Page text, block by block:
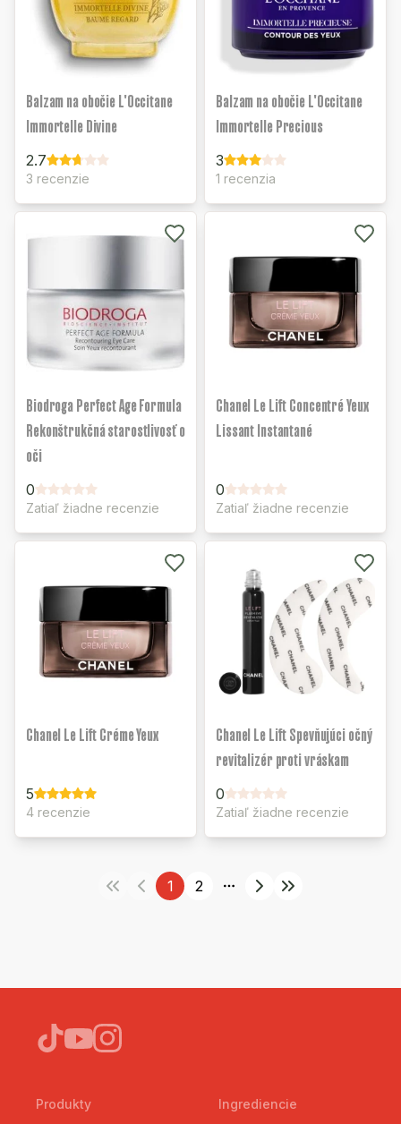
Balzam na obočie L'Occitane
Immortelle Divine
2.7
3 recenzie
Balzam na obočie L'Occitane
Immortelle Precious
3
1 recenzia
Biodroga Perfect Age Formula
Rekonštrukčná starostlivosť o
oči
0
Zatiaľ žiadne recenzie
Chanel Le Lift Concentré Yeux
Lissant Instantané
0
Zatiaľ žiadne recenzie
Chanel Le Lift Créme Yeux
5
4 recenzie
Chanel Le Lift Spevňujúci očný
revitalizér proti vráskam
0
Zatiaľ žiadne recenzie
1 2
More pages
Produkty Ingrediencie